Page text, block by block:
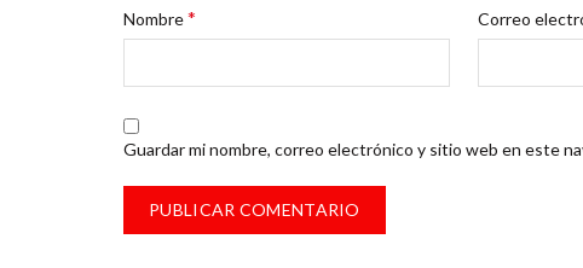
Nombre* Correo
Guardar mi nombre, correo electrónico y sitio web en este